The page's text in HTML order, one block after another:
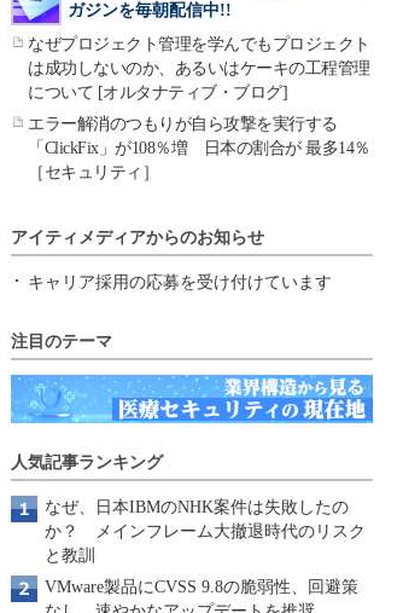
ガジンを毎朝配信中!!
なぜプロジェクト管理を学んでもプロジェクト
は成功しないのか、あるいはケーキの工程管理
について [オルタナティブ・ブログ]
エラー解消のつもりが自ら攻撃を実行する
「ClickFix」が108％増 日本の割合が 最多14％
［セキュリティ］
アイティメディアからのお知らせ
キャリア採用の応募を受け付けています
注目のテーマ
人気記事ランキング
なぜ、日本IBMのNHK案件は失敗したの
か？ メインフレーム大撤退時代のリスク
と教訓
VMware製品にCVSS 9.8の脆弱性、回避策